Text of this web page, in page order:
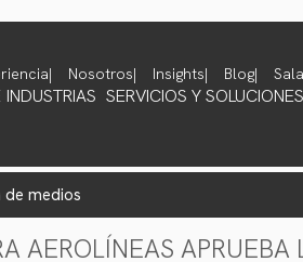
Nosotros Insights Blog
INDUSTRIAS SERVICIOS Y SOLUCIONES
de medios
AEROLÍNEAS